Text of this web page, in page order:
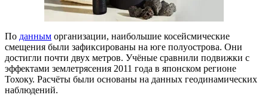
По данным организации, наибольшие косейсмические
смещения были зафиксированы на юге полуострова. Они
достигли почти двух метров. Учёные сравнили подвижки с
эффектами землетрясения 2011 года в японском регионе
Тохоку. Расчёты были основаны на данных геодинамических
наблюдений.